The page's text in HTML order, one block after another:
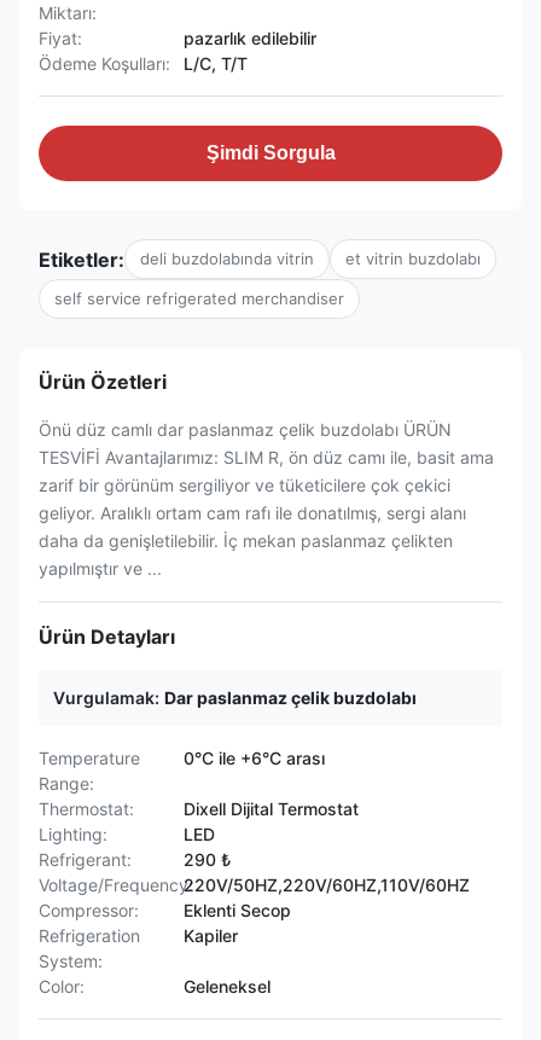
Miktarı:
Fiyat:
pazarlık edilebilir
Ödeme Koşulları:
L/C, T/T
Şimdi Sorgula
Etiketler: deli buzdolabında vitrin et vitrin buzdolabı
self service refrigerated merchandiser
Ürün Özetleri
Önü düz camlı dar paslanmaz çelik buzdolabı ÜRÜN
TESVİFİ Avantajlarımız: SLIM R, ön düz camı ile, basit ama
zarif bir görünüm sergiliyor ve tüketicilere çok çekici
geliyor. Aralıklı ortam cam rafı ile donatılmış, sergi alanı
daha da genişletilebilir. İç mekan paslanmaz çelikten
yapılmıştır ve ...
Ürün Detayları
Vurgulamak: Dar paslanmaz çelik buzdolabı
Temperature
Range:
0°C ile +6°C arası
Thermostat:
Dixell Dijital Termostat
Lighting:
LED
Refrigerant:
290 ₺
Voltage/Frequency:220V/50HZ,220V/60HZ,110V/60HZ
Compressor:
Eklenti Secop
Refrigeration
System:
Kapiler
Color: Geleneksel